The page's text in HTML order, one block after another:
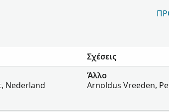
Σχέσεις
Nederland
Άλλο
Arnoldus Vreeden,